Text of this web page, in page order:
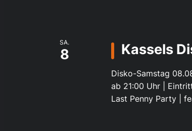
SA.
8 Kassels
Disko-Samstag
ab 21:00 Uhr |
Last Penny Party |